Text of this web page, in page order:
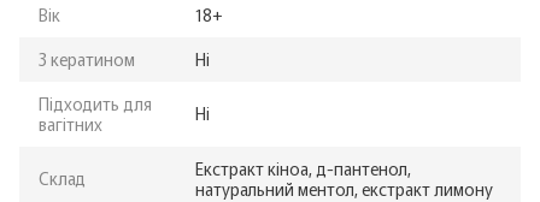
Вік
18+
З кератином
Ні
Підходить для
вагітних
Ні
Склад
Екстракт кіноа, д-пантенол,
натуральний ментол, екстракт лимону